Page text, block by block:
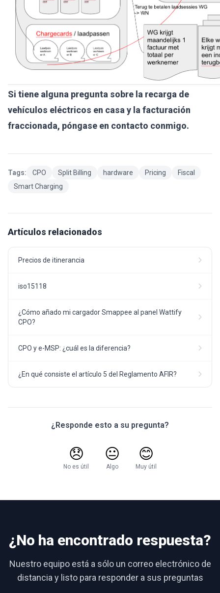
Si tiene alguna pregunta sobre la recarga de
vehículos eléctricos en casa y la facturación
fraccionada, póngase en contacto conmigo.
Tags: CPO Split Billing hardware Pricing
Fiscal
Smart Charging
Artículos relacionados
Precios de itinerancia
iso15118
¿Cómo añado mi cargador Smappee al panel Wattify
CPO?
CPO y e-MSP: ¿cuál es la diferencia?
¿En qué consiste el artículo 5 del Reglamento AFIR?
¿Responde esto a su pregunta?
😞
No es útil
😐
Algo
😊
Muy útil
¿No ha encontrado respuesta?
Nuestro equipo está a sólo un correo electrónico de
distancia y listo para responder a sus preguntas